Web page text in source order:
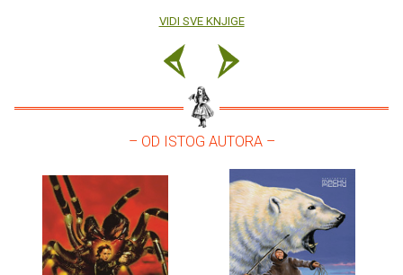
VIDI SVE KNJIGE
– OD ISTOG AUTORA –